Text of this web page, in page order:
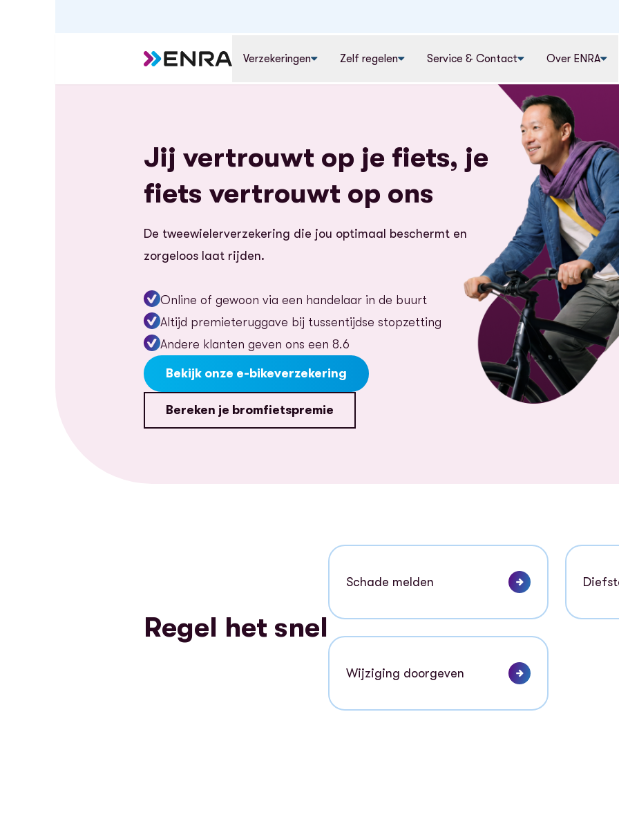
Verzekeringen Zelf regelen Service & Contact Over ENRA
Jij vertrouwt op je fiets, je
fiets vertrouwt op ons
De tweewielerverzekering die jou optimaal beschermt en
zorgeloos laat rijden.
Online of gewoon via een handelaar in de buurt
Altijd premieteruggave bij tussentijdse stopzetting
Andere klanten geven ons een 8.6
Bekijk onze e-bikeverzekering
Bereken je bromfietspremie
Regel het snel
Schade melden
Wijziging doorgeven